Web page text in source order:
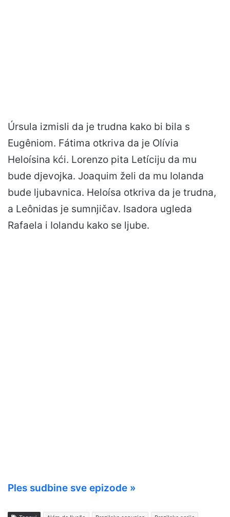
Úrsula izmisli da je trudna kako bi bila s
Eugêniom. Fátima otkriva da je Olívia
Heloísina kći. Lorenzo pita Letíciju da mu
bude djevojka. Joaquim želi da mu Iolanda
bude ljubavnica. Heloísa otkriva da je trudna,
a Leônidas je sumnjičav. Isadora ugleda
Rafaela i Iolandu kako se ljube.
Ples sudbine sve epizode »